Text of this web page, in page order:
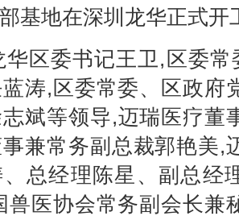
基地在深圳龙华正式开
华区委书记王卫,区委
涛,区委常委、区政府
斌等领导,迈瑞医疗董
兼常务副总裁郭艳美,
总经理陈星、副总经
兽医协会常务副会长兼